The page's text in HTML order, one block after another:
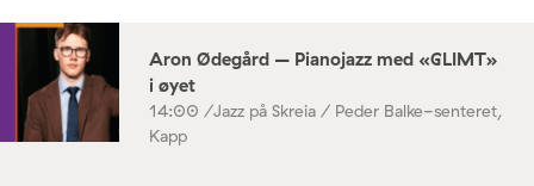
Aron Ødegård – Pianojazz med «GLIMT»
i øyet
14:00 /Jazz på Skreia / Peder Balke-senteret,
Kapp